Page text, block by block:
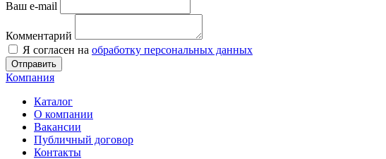
Ваш e-mail
Комментарий
Я согласен на обработку персональных данных
Отправить
Компания
Каталог
О компании
Вакансии
Публичный договор
Контакты